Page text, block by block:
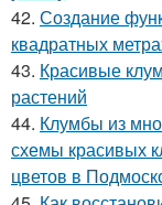
42. Создание
квадратных
43. Красивые
растений
44. Клумбы из
схемы красивых
цветов в